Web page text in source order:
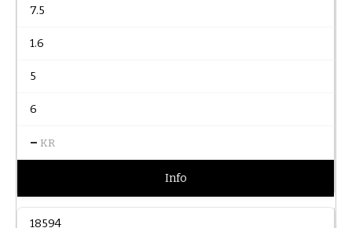
7.5
1.6
5
6
– KR
Info
18594